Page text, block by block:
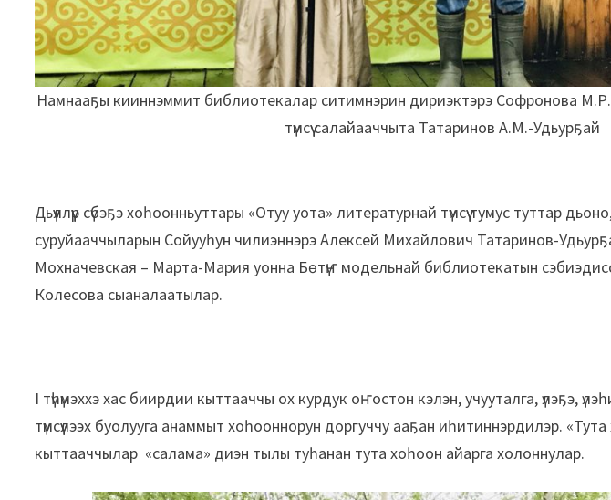
Намнааҕы кииннэммит библиотекалар ситимнэрин дириэктэрэ Софронова М.Р.
түмсүү салайааччыта Татаринов А.М.-Удьурҕай
Дьүүллүүр сүбэҕэ хоһоонньуттары «Отуу уота» литературнай түмсүү тумус туттар
суруйааччыларын Сойууһун чилиэннэрэ Алексей Михайлович Татаринов-
Мохначевская – Марта-Мария уонна Бөтүҥ модельнай библиотекатын
Колесова сыаналаатылар.
I түһүмэххэ хас биирдии кыттааччы ох курдук оҥостон кэлэн, учууталга, үлэҕэ,
түмсүүлээх буолууга анаммыт хоһооннорун доргуччу ааҕан иһитиннэрдилэр. «Тута
кыттааччылар «салама» диэн тылы туһанан тута хоһоон айарга холоннулар.